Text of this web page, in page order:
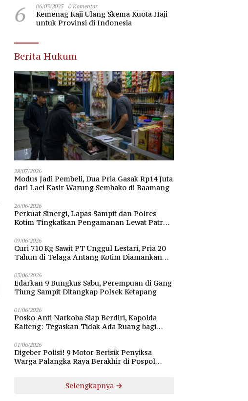
6 06/03/2025 0 Komentar
Kemenag Kaji Ulang Skema Kuota Haji
untuk Provinsi di Indonesia
Berita Hukum
28/07/2026
Modus Jadi Pembeli, Dua Pria Gasak Rp14 Juta
dari Laci Kasir Warung Sembako di Baamang
26/06/2026
Perkuat Sinergi, Lapas Sampit dan Polres
Kotim Tingkatkan Pengamanan Lewat Patroli
09/06/2026
Curi 710 Kg Sawit PT Unggul Lestari, Pria 20
Tahun di Telaga Antang Kotim Diamankan
03/06/2026
Edarkan 9 Bungkus Sabu, Perempuan di Gang
Tiung Sampit Ditangkap Polsek Ketapang
01/06/2026
Posko Anti Narkoba Siap Berdiri, Kapolda
Kalteng: Tegaskan Tidak Ada Ruang bagi
01/06/2026
Digeber Polisi! 9 Motor Berisik Penyiksa
Warga Palangka Raya Berakhir di Pospol
Selengkapnya